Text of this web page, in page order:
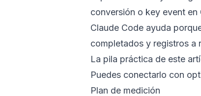
conversión o key event
Claude Code ayuda
completados y registros a
La pila práctica de este
Puedes conectarlo con
Plan de medición